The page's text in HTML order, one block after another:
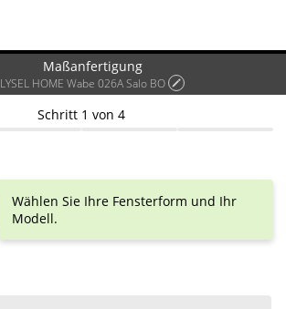
Maßanfertigung
LYSEL HOME Wabe 026A Salo BO
Schritt 1 von 4
Wählen Sie Ihre Fensterform und Ihr
Modell.